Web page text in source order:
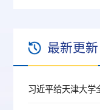
最新更新